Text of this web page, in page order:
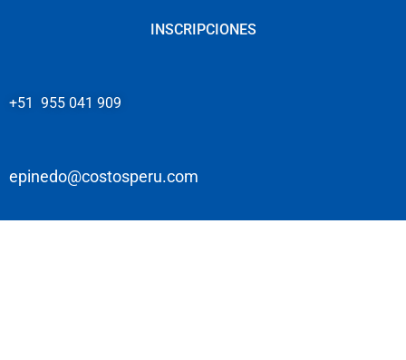
INSCRIPCIONES
+51 955 041 909
epinedo@costosperu.com